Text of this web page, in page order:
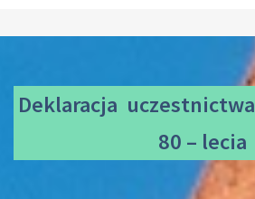
Deklaracja uczestnictwa
80 – lecia